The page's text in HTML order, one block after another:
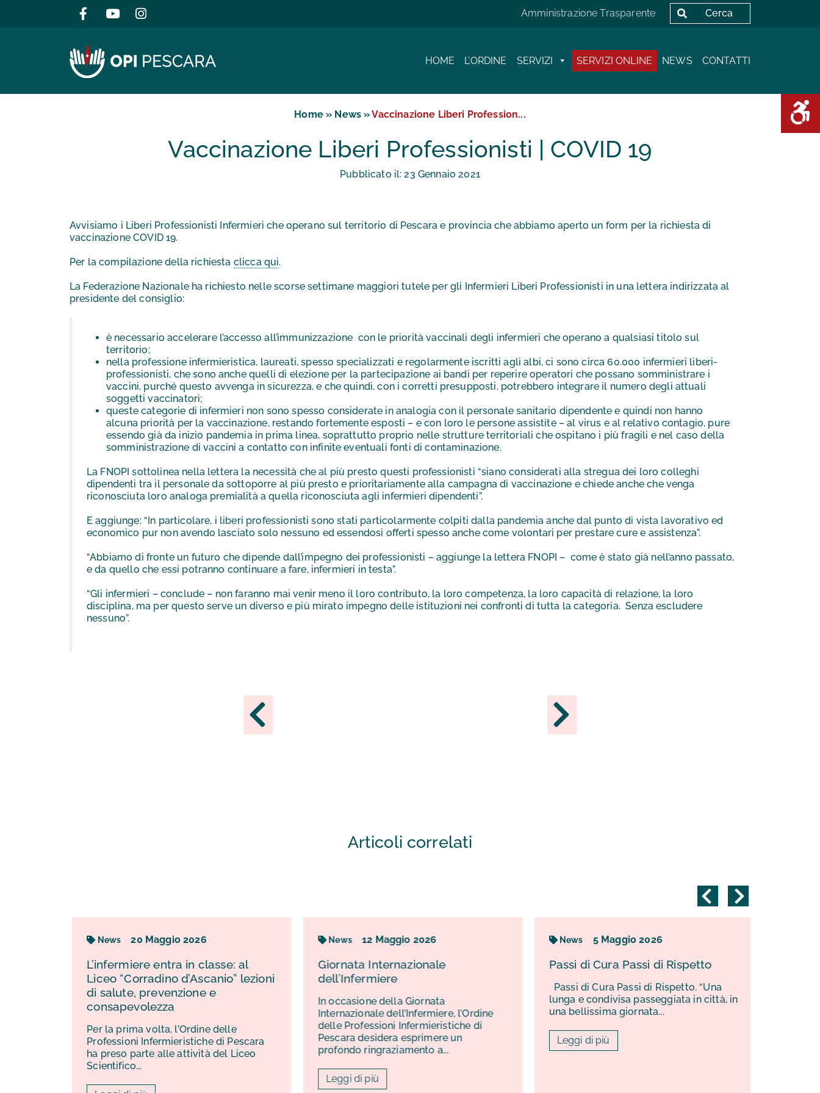
Salta al contenuto
Amministrazione Trasparente Cerca
HOME L’ORDINE SERVIZI SERVIZI ONLINE NEWS CONTATTI
Area
Home» News »Vaccinazione Liberi Profession...
Vaccinazione Liberi Professionisti | COVID 19
Pubblicato il:23 Gennaio 2021
Avvisiamo i Liberi Professionisti Infermieri che operano sul territorio di Pescara e provincia che abbiamo aperto un form per la richiesta di
vaccinazione COVID 19.
Per la compilazione della richiesta clicca qui.
La Federazione Nazionale ha richiesto nelle scorse settimane maggiori tutele per gli Infermieri Liberi Professionisti in una lettera indirizzata al
presidente del consiglio:
è necessario accelerare l’accesso all’immunizzazione con le priorità vaccinali degli infermieri che operano a qualsiasi titolo sul
territorio;
nella professione infermieristica, laureati, spesso specializzati e regolarmente iscritti agli albi, ci sono circa 60.000 infermieri liberi-
professionisti, che sono anche quelli di elezione per la partecipazione ai bandi per reperire operatori che possano somministrare i
vaccini, purché questo avvenga in sicurezza, e che quindi, con i corretti presupposti, potrebbero integrare il numero degli attuali
soggetti vaccinatori;
queste categorie di infermieri non sono spesso considerate in analogia con il personale sanitario dipendente e quindi non hanno
alcuna priorità per la vaccinazione, restando fortemente esposti – e con loro le persone assistite – al virus e al relativo contagio, pure
essendo già da inizio pandemia in prima linea, soprattutto proprio nelle strutture territoriali che ospitano i più fragili e nel caso della
somministrazione di vaccini a contatto con infinite eventuali fonti di contaminazione.
La FNOPI sottolinea nella lettera la necessità che al più presto questi professionisti “siano considerati alla stregua dei loro colleghi
dipendenti tra il personale da sottoporre al più presto e prioritariamente alla campagna di vaccinazione e chiede anche che venga
riconosciuta loro analoga premialità a quella riconosciuta agli infermieri dipendenti”.
E aggiunge: “In particolare, i liberi professionisti sono stati particolarmente colpiti dalla pandemia anche dal punto di vista lavorativo ed
economico pur non avendo lasciato solo nessuno ed essendosi offerti spesso anche come volontari per prestare cure e assistenza”.
“Abbiamo di fronte un futuro che dipende dall’impegno dei professionisti – aggiunge la lettera FNOPI – come è stato già nell’anno passato,
e da quello che essi potranno continuare a fare, infermieri in testa”.
“Gli infermieri – conclude – non faranno mai venir meno il loro contributo, la loro competenza, la loro capacità di relazione, la loro
disciplina, ma per questo serve un diverso e più mirato impegno delle istituzioni nei confronti di tutta la categoria. Senza escludere
nessuno”.
Articoli correlati
News 20 Maggio 2026
L’infermiere entra in classe: al
Liceo “Corradino d’Ascanio” lezioni
di salute, prevenzione e
consapevolezza
Per la prima volta, l’Ordine delle
Professioni Infermieristiche di Pescara
ha preso parte alle attività del Liceo
Scientifico...
News 12 Maggio 2026
Giornata Internazionale
dell’Infermiere
In occasione della Giornata
Internazionale dell’Infermiere, l’Ordine
delle Professioni Infermieristiche di
Pescara desidera esprimere un
profondo ringraziamento a...
Leggi di più
News 5 Maggio 2026
Passi di Cura Passi di Rispetto
Passi di Cura Passi di Rispetto. “Una
lunga e condivisa passeggiata in città, in
una bellissima giornata...
Leggi di più